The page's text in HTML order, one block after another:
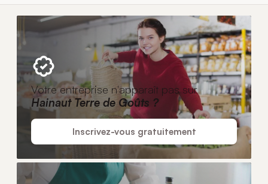
Votre entreprise n'apparaît pas sur
Hainaut Terre de Goûts ?
Inscrivez-vous gratuitement